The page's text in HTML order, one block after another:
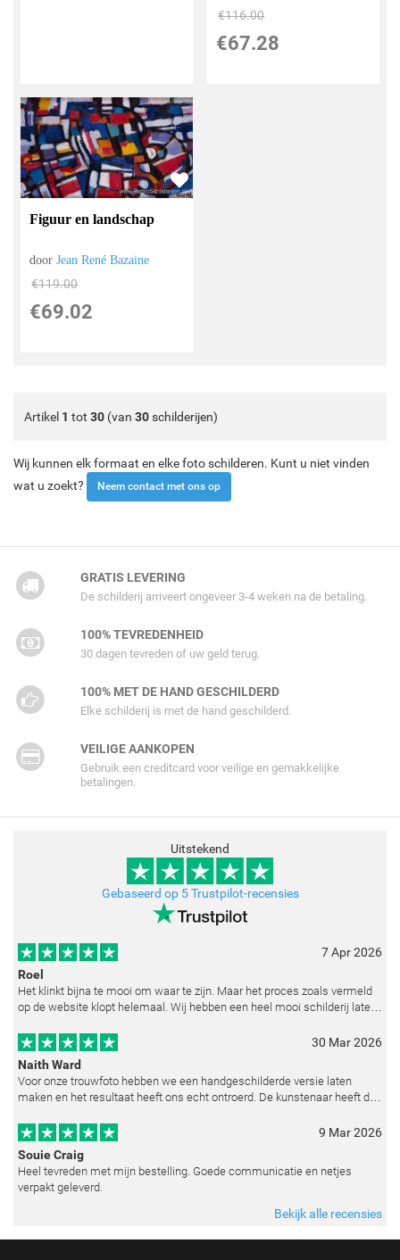
€116.00
€67.28
Figuur en landschap
doorJean René Bazaine
€119.00
€69.02
Artikel 1 tot 30 (van 30schilderijen)
Wij kunnen elk formaat en elke foto schilderen. Kunt u niet vinden
wat u zoekt?
Neem contact met ons op
GRATIS LEVERING
De schilderij arriveert ongeveer 3-4 weken na de betaling.
100% TEVREDENHEID
30 dagen tevreden of uw geld terug.
100% MET DE HAND GESCHILDERD
Elke schilderij is met de hand geschilderd.
VEILIGE AANKOPEN
Gebruik een creditcard voor veilige en gemakkelijke
betalingen.
Uitstekend
Gebaseerd op 5 Trustpilot-recensies
7 Apr 2026
Roel
Het klinkt bijna te mooi om waar te zijn. Maar het proces zoals vermeld
op de website klopt helemaal. Wij hebben een heel mooi schilderij laten
30 Mar 2026
Naith Ward
Voor onze trouwfoto hebben we een handgeschilderde versie laten
maken en het resultaat heeft ons echt ontroerd. De kunstenaar heeft de
9 Mar 2026
Souie Craig
Heel tevreden met mijn bestelling. Goede communicatie en netjes
verpakt geleverd.
Bekijk alle recensies